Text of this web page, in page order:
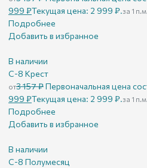
999 ₽Текущая цена: 2 999 ₽.за 1 п.м.
Подробнее
Добавить в избранное
В наличии
С-8 Крест
от3 157₽Первоначальная цена
999 ₽Текущая цена: 2 999 ₽.за 1 п.м.
Подробнее
Добавить в избранное
В наличии
С-8 Полумесяц